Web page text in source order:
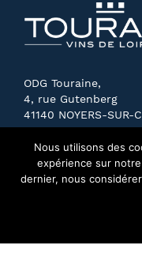
ODG Touraine,
4, rue Gutenberg
41140 NOYERS-SUR-
FRANCE
Nous utilisons des
expérience sur
dernier, nous